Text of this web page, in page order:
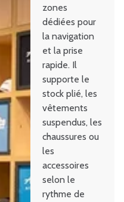
zones
dédiées pour
la navigation
et la prise
rapide. Il
supporte le
stock plié, les
vêtements
suspendus, les
chaussures ou
les
accessoires
selon le
rythme de